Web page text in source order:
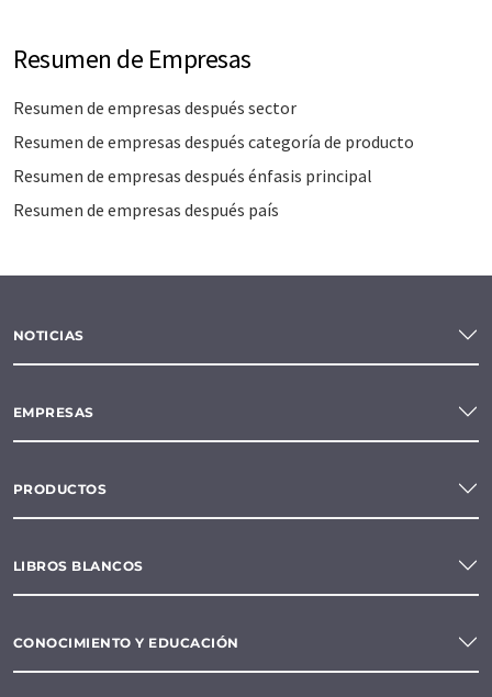
Resumen de Empresas
Resumen de empresas después sector
Resumen de empresas después categoría de producto
Resumen de empresas después énfasis principal
Resumen de empresas después país
NOTICIAS
EMPRESAS
PRODUCTOS
LIBROS BLANCOS
CONOCIMIENTO Y EDUCACIÓN